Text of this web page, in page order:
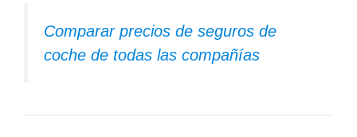
Comparar precios de seguros de
coche de todas las compañías